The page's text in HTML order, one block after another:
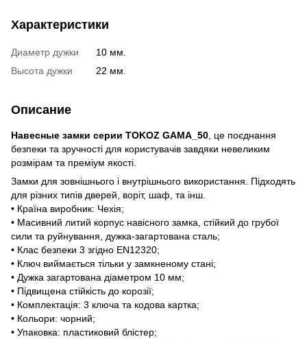
Характеристики
Диаметр дужки
10 мм.
Высота дужки
22 мм.
Описание
Навесные замки серии TOKOZ GAMA_50 , це поєднання
безпеки та зручності для користувачів завдяки невеликим
розмірам та преміум якості.
Замки для зовнішнього і внутрішнього використання. Підходять
для різних типів дверей, воріт, шаф, та інш.
• Країна виробник: Чехія;
• Масивний литий корпус навісного замка, стійкий до грубої
сили та руйнування, дужка-загартована сталь;
• Клас безпеки 3 згідно EN12320;
• Ключ виймається тільки у замкненому стані;
• Дужка загартована діаметром 10 мм;
• Підвищена стійкість до корозії;
• Комплектація: 3 ключа та кодова картка;
• Кольори: чорний;
• Упаковка: пластиковий блістер;